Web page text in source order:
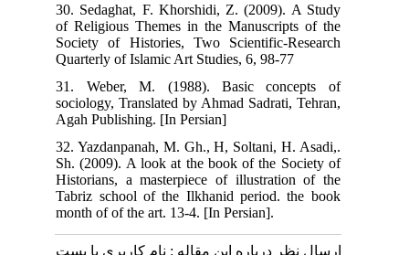
30. Sedaghat, F. Khorshidi, Z. (2009). A Study
of Religious Themes in the Manuscripts of the
Society of Histories, Two Scientific-Research
Quarterly of Islamic Art Studies, 6, 98-77
31. Weber, M. (1988). Basic concepts of
sociology, Translated by Ahmad Sadrati, Tehran,
Agah Publishing. [In Persian]
32. Yazdanpanah, M. Gh., H, Soltani, H. Asadi,.
Sh. (2009). A look at the book of the Society of
Historians, a masterpiece of illustration of the
Tabriz school of the Ilkhanid period. the book
month of of the art. 13-4. [In Persian].
ارسال نظر درباره این مقاله : نام کاربری یا پست